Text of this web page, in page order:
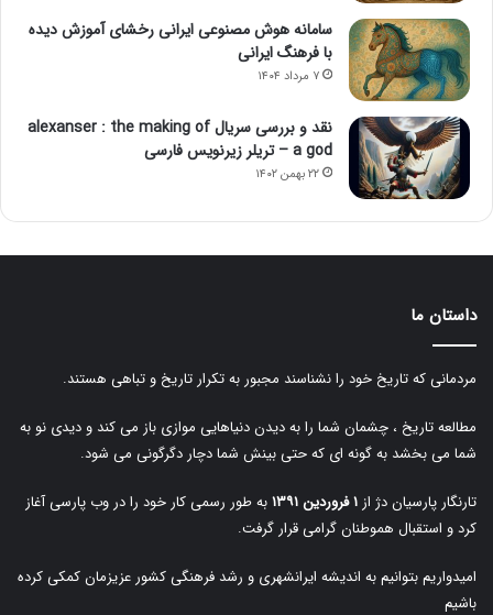
سامانه هوش مصنوعی ایرانی رخشای آموزش دیده
با فرهنگ ایرانی
۷ مرداد ۱۴۰۴
نقد و بررسی سریال alexanser : the making of
a god – تریلر زیرنویس فارسی
۲۲ بهمن ۱۴۰۲
داستان ما
مردمانی که تاریخ خود را نشناسند مجبور به تکرار تاریخ و تباهی هستند.
مطالعه تاریخ ، چشمان شما را به دیدن دنیاهایی موازی باز می کند و دیدی نو به
شما می بخشد به گونه ای که حتی بینش شما دچار دگرگونی می شود.
تارنگار پارسیان دژ از ۱ فروردین ۱۳۹۱
به طور رسمی کار خود را در وب پارسی آغاز
کرد و استقبال هموطنان گرامی قرار گرفت.
امیدواریم بتوانیم به اندیشه ایرانشهری و رشد فرهنگی کشور عزیزمان کمکی کرده
باشیم